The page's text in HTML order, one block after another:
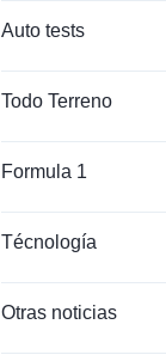
Auto tests
Todo Terreno
Formula 1
Técnología
Otras noticias